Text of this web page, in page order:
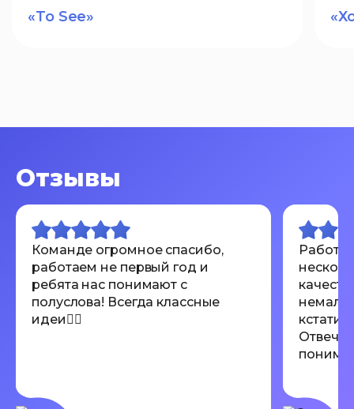
«To See»
Отзывы
Команде огромное спасибо,
работаем не первый год и
ребята нас понимают с
полуслова! Всегда классные
идеи👍🏾
кстати